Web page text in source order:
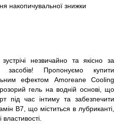
накопичувальної знижки
незвичайно та якісно за
засобів! Пропонуємо купити
ефектом Amoreane Cooling
гель на водній основі, що
під час інтиму та забезпечити
В7, що міститься в лубриканті,